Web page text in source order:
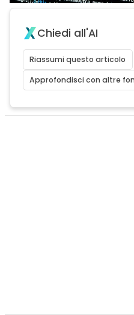
Chiedi all'AI
Riassumi questo articolo
Approfondisci con altre